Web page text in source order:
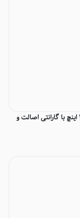
اسپیکر چمدانی ،شرکتی برند EVER 1220 ساب 15 اینچ با گارانتی اصالت و